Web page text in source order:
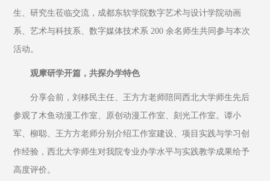
生、研究生莅临交流，成都东软学院数字艺术与设计学院动画
系、艺术与科技系、数字媒体技术系 200 余名师生共同参与本次
活动。
观摩研学开篇，共探办学特色
分享会前，刘移民主任、王方方老师陪同西北大学师生先后
参观了木鱼动漫工作室、原创动漫工作室、刻光工作室。谭小
军、柳聪、王方方老师分别介绍工作室建设、项目实践与学习创
作经验，西北大学师生对我院专业办学水平与实践教学成果给予
高度评价。